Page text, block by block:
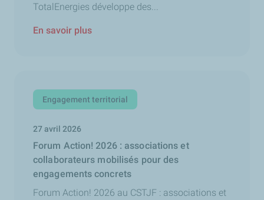
TotalEnergies développe des...
En savoir plus
Engagement territorial
27 avril 2026
Forum Action! 2026 : associations et
collaborateurs mobilisés pour des
engagements concrets
Forum Action! 2026 au CSTJF : associations et